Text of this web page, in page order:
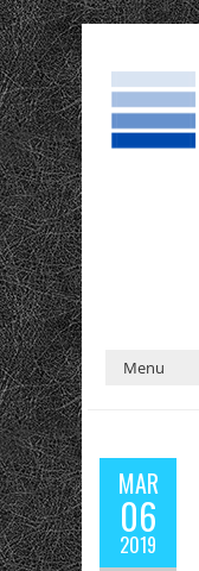
MAR
06
2019